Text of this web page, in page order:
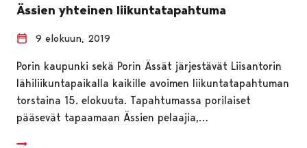
Ässien yhteinen liikuntatapahtuma
9 elokuun, 2019
Porin kaupunki sekä Porin Ässät järjestävät Liisantorin
lähiliikuntapaikalla kaikille avoimen liikuntatapahtuman
torstaina 15. elokuuta. Tapahtumassa porilaiset
pääsevät tapaamaan Ässien pelaajia,…